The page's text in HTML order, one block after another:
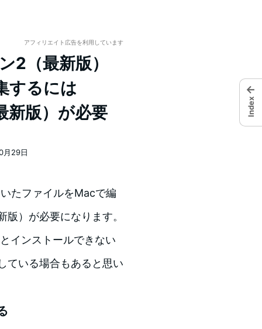
アフィリエイト広告を利用しています
2（最新版）
するには
版）が必要
月29日
たファイルをMacで編
）が必要になります。
インストールできない
ている場合もあると思い
←
Index